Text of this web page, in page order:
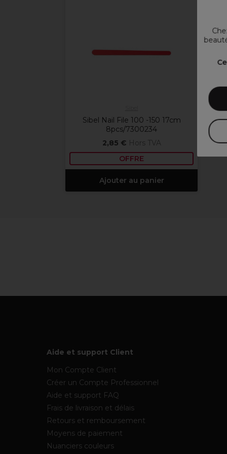
Sibel Nail File 100 -150 17cm
8pcs/7300234
2,85 € Hors TVA
OFFRE
Ajouter au panier
Aide et support Client
Mon Compte Client
Créer un Compte Professionnel
Aide et support FAQ
Frais de livraison et délais
Retours et remboursement
Moyens de paiement
Nuanciers couleurs